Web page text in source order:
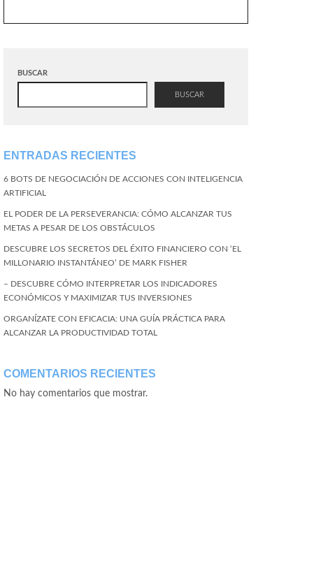
BUSCAR
BUSCAR
ENTRADAS RECIENTES
6 BOTS DE NEGOCIACIÓN DE ACCIONES CON INTELIGENCIA
ARTIFICIAL
EL PODER DE LA PERSEVERANCIA: CÓMO ALCANZAR TUS
METAS A PESAR DE LOS OBSTÁCULOS
DESCUBRE LOS SECRETOS DEL ÉXITO FINANCIERO CON ‘EL
MILLONARIO INSTANTÁNEO’ DE MARK FISHER
– DESCUBRE CÓMO INTERPRETAR LOS INDICADORES
ECONÓMICOS Y MAXIMIZAR TUS INVERSIONES
ORGANÍZATE CON EFICACIA: UNA GUÍA PRÁCTICA PARA
ALCANZAR LA PRODUCTIVIDAD TOTAL
COMENTARIOS RECIENTES
No hay comentarios que mostrar.